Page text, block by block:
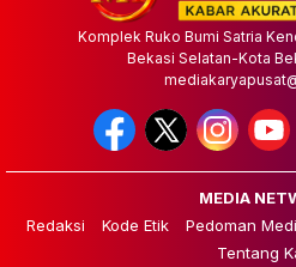
Komplek Ruko Bumi Satria
Bekasi Selatan-Kota
MEDIA
Redaksi
Kode Etik Pedoman
Tentang